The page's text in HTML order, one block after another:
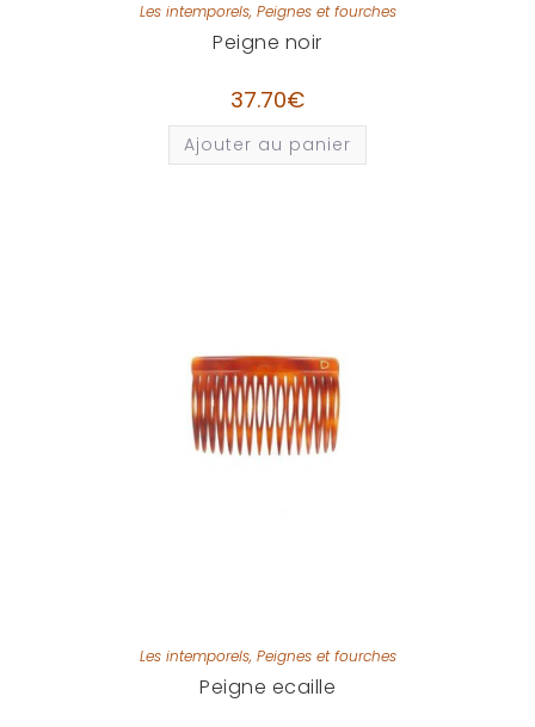
Les intemporels, Peignes et fourches
Peigne noir
37.70€
Ajouter au panier
Les intemporels, Peignes et fourches
Peigne ecaille